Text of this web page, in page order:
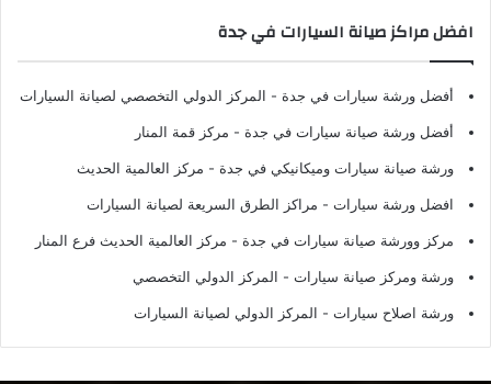
افضل مراكز صيانة السيارات في جدة
أفضل ورشة سيارات في جدة - المركز الدولي التخصصي لصيانة السيارات
أفضل ورشة صيانة سيارات في جدة - مركز قمة المنار
ورشة صيانة سيارات وميكانيكي في جدة - مركز العالمية الحديث
افضل ورشة سيارات - مراكز الطرق السريعة لصيانة السيارات
مركز وورشة صيانة سيارات في جدة - مركز العالمية الحديث فرع المنار
ورشة ومركز صيانة سيارات - المركز الدولي التخصصي
ورشة اصلاح سيارات - المركز الدولي لصيانة السيارات